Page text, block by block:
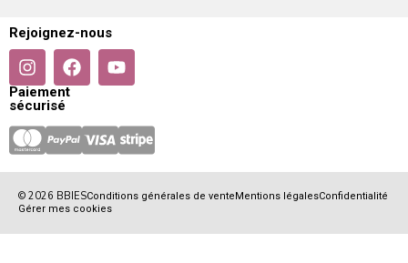
Rejoignez-nous
Paiement
sécurisé
© 2026 BBIESConditions générales de vente Mentions légalesConfidentialité
Gérer mes cookies